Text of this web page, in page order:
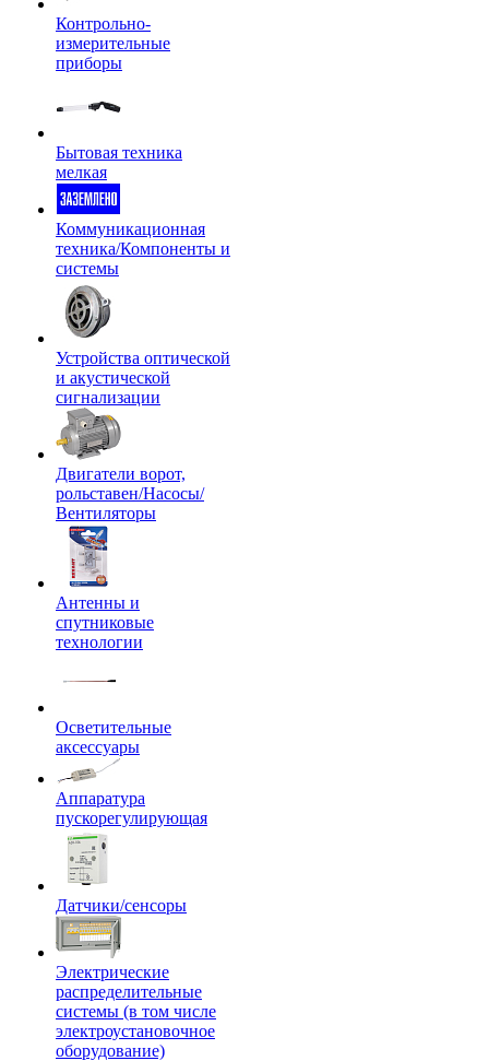
Контрольно-
измерительные
приборы
Бытовая техника
мелкая
Коммуникационная
техника/Компоненты и
системы
Устройства оптической
и акустической
сигнализации
Двигатели ворот,
рольставен/Насосы/
Вентиляторы
Антенны и
спутниковые
технологии
Осветительные
аксессуары
Аппаратура
пускорегулирующая
Датчики/сенсоры
Электрические
распределительные
системы (в том числе
электроустановочное
оборудование)